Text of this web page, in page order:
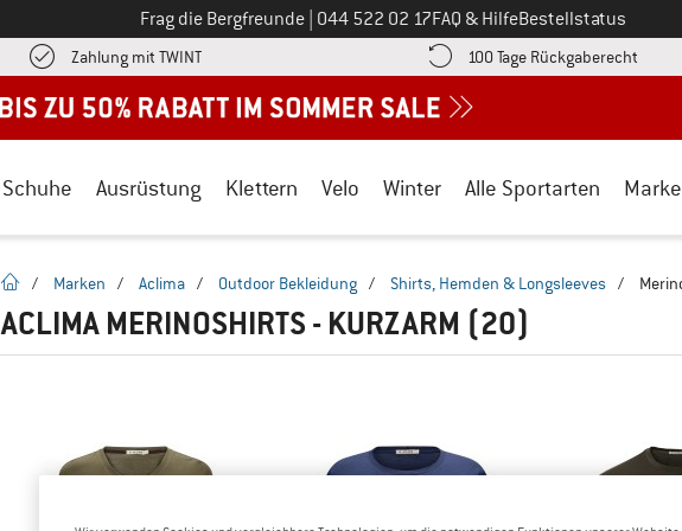
Frag die Bergfreunde Ruf uns an unter
044 522 02 17FAQ & HilfeBestellstatus
Zahlung mit TWINTFinde die Zahlungs-Infos hier! Öffnet sich in einer Infobox
100 Tage Rückgaberecht
Schuhe Ausrüstung Klettern Velo Winter Alle Sportarten
Startseite
/ Marken / Aclima / Outdoor Bekleidung / Shirts, Hemden & Longsleeves /
ACLIMA MERINOSHIRTS - KURZARM (20)